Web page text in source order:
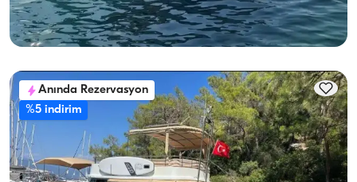
En Düşük
28.800 TL
Müsaitlik & Fiyat Gör
Anında Rezervasyon
%5 indirim